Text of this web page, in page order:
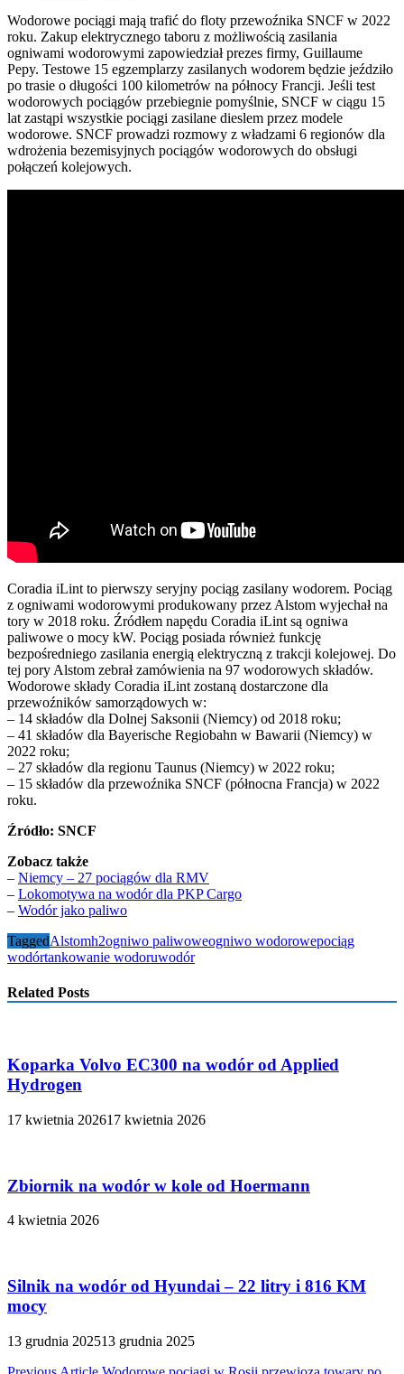
Wodorowe pociągi mają trafić do floty przewoźnika SNCF w 2022
roku. Zakup elektrycznego taboru z możliwością zasilania
ogniwami wodorowymi zapowiedział prezes firmy, Guillaume
Pepy. Testowe 15 egzemplarzy zasilanych wodorem będzie jeździło
po trasie o długości 100 kilometrów na północy Francji. Jeśli test
wodorowych pociągów przebiegnie pomyślnie, SNCF w ciągu 15
lat zastąpi wszystkie pociągi zasilane dieslem przez modele
wodorowe. SNCF prowadzi rozmowy z władzami 6 regionów dla
wdrożenia bezemisyjnych pociągów wodorowych do obsługi
połączeń kolejowych.
Coradia iLint to pierwszy seryjny pociąg zasilany wodorem. Pociąg
z ogniwami wodorowymi produkowany przez Alstom wyjechał na
tory w 2018 roku. Źródłem napędu Coradia iLint są ogniwa
paliwowe o mocy kW. Pociąg posiada również funkcję
bezpośredniego zasilania energią elektryczną z trakcji kolejowej. Do
tej pory Alstom zebrał zamówienia na 97 wodorowych składów.
Wodorowe składy Coradia iLint zostaną dostarczone dla
przewoźników samorządowych w:
– 14 składów dla Dolnej Saksonii (Niemcy) od 2018 roku;
– 41 składów dla Bayerische Regiobahn w Bawarii (Niemcy) w
2022 roku;
– 27 składów dla regionu Taunus (Niemcy) w 2022 roku;
– 15 składów dla przewoźnika SNCF (północna Francja) w 2022
roku.
Źródło: SNCF
Zobacz także
– Niemcy – 27 pociągów dla RMV
– Lokomotywa na wodór dla PKP Cargo
– Wodór jako paliwo
TaggedAlstomh2ogniwo paliwoweogniwo wodorowepociąg
wodórtankowanie wodoruwodór
Related Posts
Koparka Volvo EC300 na wodór od Applied
Hydrogen
17 kwietnia 202617 kwietnia 2026
Zbiornik na wodór w kole od Hoermann
4 kwietnia 2026
Silnik na wodór od Hyundai – 22 litry i 816 KM
mocy
13 grudnia 202513 grudnia 2025